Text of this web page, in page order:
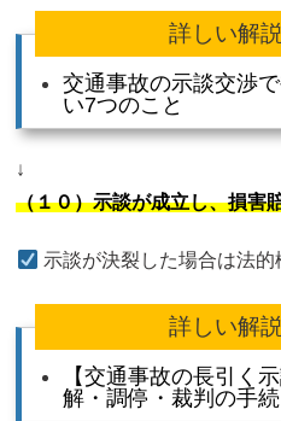
詳しい解
交通事故の示談交渉
い7つのこと
↓
（１０）示談が成立し、損害
示談が決裂した場合は法的
詳しい解
【交通事故の長引く
解・調停・裁判の手